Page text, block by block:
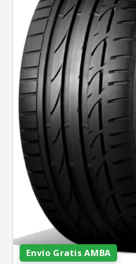
Envío Gratis AMBA